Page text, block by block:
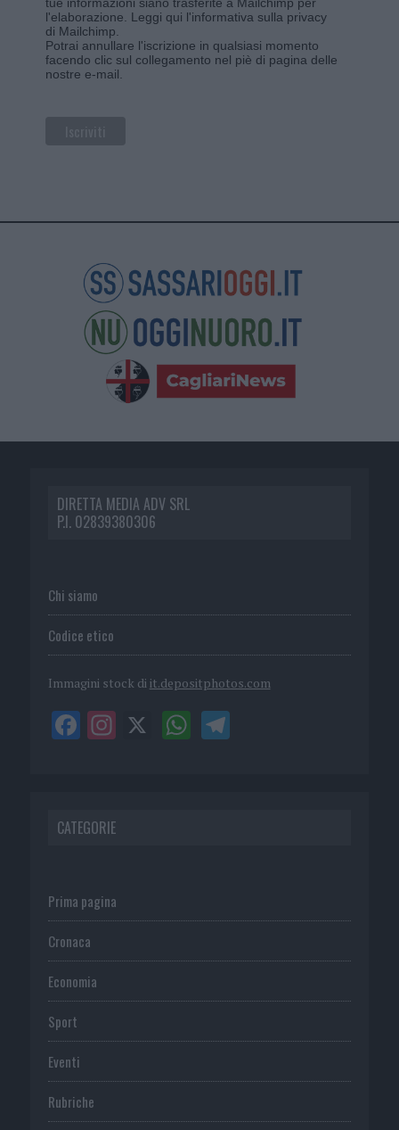
l'elaborazione. Leggi qui l'informativa sulla privacy
di Mailchimp
Potrai annullare l'iscrizione in qualsiasi momento
facendo clic sul collegamento nel piè di pagina delle
nostre e-mail.
DIRETTA MEDIA ADV SRL
P.I. 02839380306
Chi siamo
Codice etico
Immagini stock di it.depositphotos.com
CATEGORIE
Prima pagina
Cronaca
Economia
Sport
Eventi
Rubriche